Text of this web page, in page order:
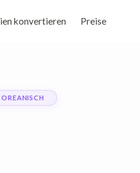
konvertieren Preise